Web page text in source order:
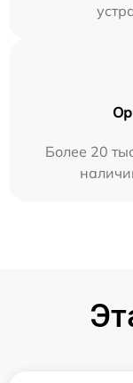
Более 20